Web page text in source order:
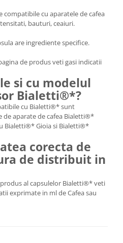
compatibile cu aparatele de cafea
bauturi, ceaiuri.
are ingrediente specifice.
de produs veti gasi indicatii
si cu modelul
Bialetti®*?
cu Bialetti®* sunt
de aparate de cafea Bialetti®*
Bialetti®* Gioia si Bialetti®*
corecta de
de distribuit in
al capsulelor Bialetti®* veti
exprimate in ml de Cafea sau